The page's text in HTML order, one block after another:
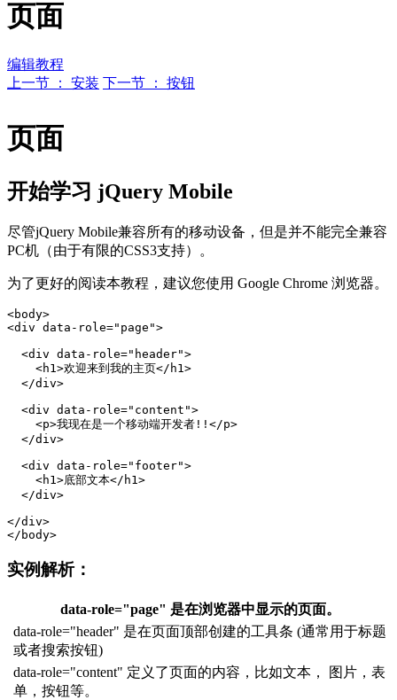
页面
编辑教程
上一节 ： 安装 下一节 ： 按钮
页面
开始学习 jQuery Mobile
尽管jQuery Mobile兼容所有的移动设备，但是并不能完全兼容
PC机（由于有限的CSS3支持）。
为了更好的阅读本教程，建议您使用 Google Chrome 浏览器。
<body>
<div data-role="page">
  <div data-role="header">
    <h1>欢迎来到我的主页</h1>
  </div>
  <div data-role="content">
    <p>我现在是一个移动端开发者!!</p>
  </div>
  <div data-role="footer">
    <h1>底部文本</h1>
  </div>
</div>
实例解析：
data-role="page" 是在浏览器中显示的页面。
data-role="header" 是在页面顶部创建的工具条 (通常用于标题
或者搜索按钮)
data-role="content" 定义了页面的内容，比如文本， 图片，表
单，按钮等。